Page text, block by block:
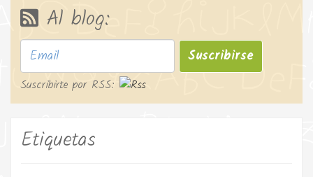
Al blog:
Suscribirse
Suscribirte por RSS:
Etiquetas